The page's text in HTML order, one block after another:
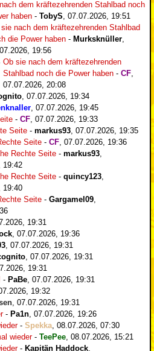
dem kräftezehrenden Stahlbad noch
haben - TobyS, 07.07.2026, 19:51
nach dem kräftezehrenden Stahlbad
die Power haben - Murksknüller,
19:56
Ob sie nach dem kräftezehrenden
Stahlbad noch die Power haben - CF,
07.07.2026, 20:08
, 07.07.2026, 19:34
, 07.07.2026, 19:45
- CF, 07.07.2026, 19:33
Seite - markus93, 07.07.2026, 19:35
Seite - CF, 07.07.2026, 19:36
Rechte Seite - markus93,
19:42
Rechte Seite - quincy123,
19:40
Seite - Gargamel09,
19:31
, 07.07.2026, 19:36
, 07.07.2026, 19:31
, 07.07.2026, 19:31
19:31
- PaBe, 07.07.2026, 19:31
19:32
, 07.07.2026, 19:31
- Pa1n, 07.07.2026, 19:26
- Spekka, 08.07.2026, 07:30
wieder- TeePee, 08.07.2026, 15:21
- Kapitän Haddock,